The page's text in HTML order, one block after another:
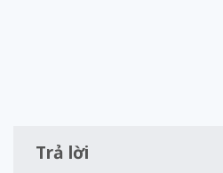
Trả lời